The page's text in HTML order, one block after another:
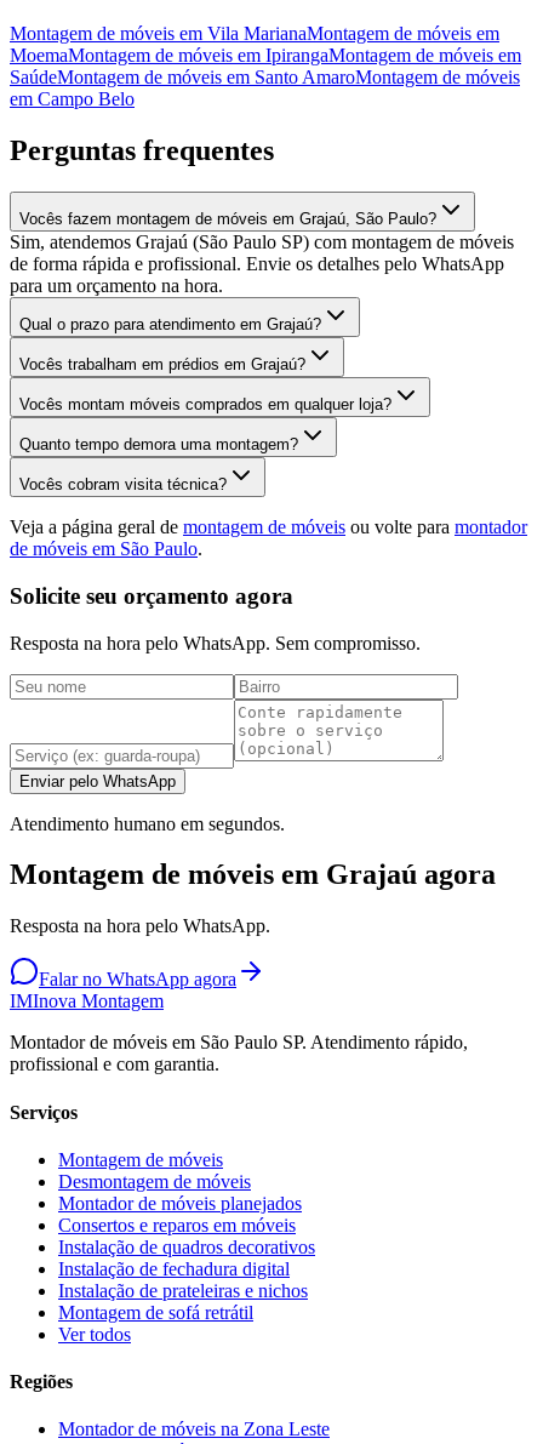
Montagem de móveis em Vila MarianaMontagem de móveis em
MoemaMontagem de móveis em IpirangaMontagem de móveis em
SaúdeMontagem de móveis em Santo AmaroMontagem de móveis
em Campo Belo
Perguntas frequentes
Vocês fazem montagem de móveis em Grajaú, São Paulo?
Sim, atendemos Grajaú (São Paulo SP) com montagem de móveis
de forma rápida e profissional. Envie os detalhes pelo WhatsApp
para um orçamento na hora.
Qual o prazo para atendimento em Grajaú?
Vocês trabalham em prédios em Grajaú?
Vocês montam móveis comprados em qualquer loja?
Quanto tempo demora uma montagem?
Vocês cobram visita técnica?
Veja a página geral de montagem de móveis ou volte para montador
de móveis em São Paulo.
Solicite seu orçamento agora
Resposta na hora pelo WhatsApp. Sem compromisso.
Enviar pelo WhatsApp
Atendimento humano em segundos.
Montagem de móveis em Grajaú agora
Resposta na hora pelo WhatsApp.
Falar no WhatsApp agora
IMInova Montagem
Montador de móveis em São Paulo SP. Atendimento rápido,
profissional e com garantia.
Serviços
Montagem de móveis
Desmontagem de móveis
Montador de móveis planejados
Consertos e reparos em móveis
Instalação de quadros decorativos
Instalação de fechadura digital
Instalação de prateleiras e nichos
Montagem de sofá retrátil
Ver todos
Regiões
Montador de móveis na Zona Leste